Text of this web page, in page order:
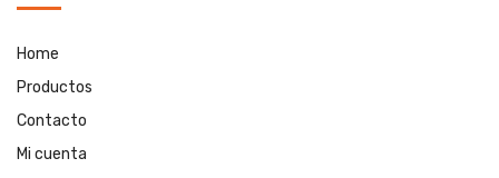
Home
Productos
Contacto
Mi cuenta